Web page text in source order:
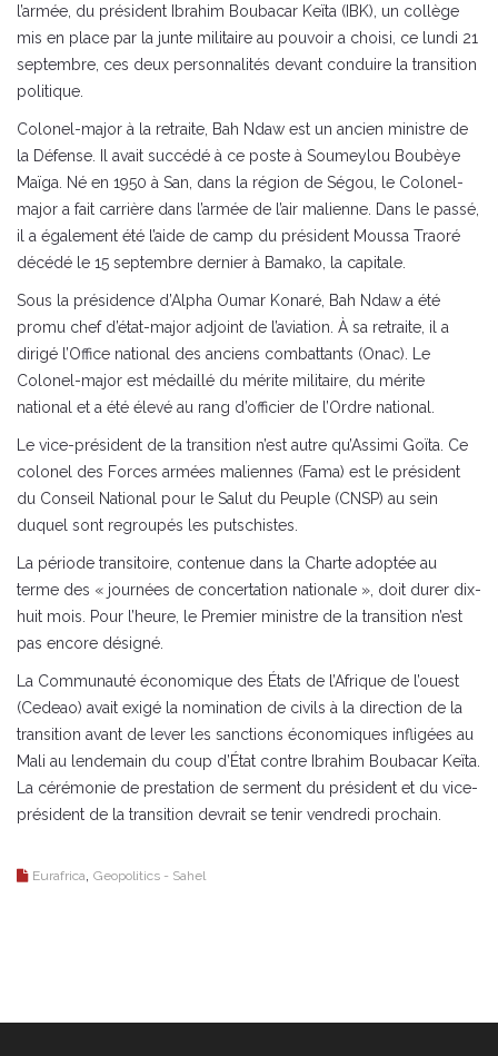
l’armée, du président Ibrahim Boubacar Keïta (IBK), un collège
mis en place par la junte militaire au pouvoir a choisi, ce lundi 21
septembre, ces deux personnalités devant conduire la transition
politique.
Colonel-major à la retraite, Bah Ndaw est un ancien ministre de
la Défense. Il avait succédé à ce poste à Soumeylou Boubèye
Maïga. Né en 1950 à San, dans la région de Ségou, le Colonel-
major a fait carrière dans l’armée de l’air malienne. Dans le passé,
il a également été l’aide de camp du président Moussa Traoré
décédé le 15 septembre dernier à Bamako, la capitale.
Sous la présidence d’Alpha Oumar Konaré, Bah Ndaw a été
promu chef d’état-major adjoint de l’aviation. À sa retraite, il a
dirigé l’Office national des anciens combattants (Onac). Le
Colonel-major est médaillé du mérite militaire, du mérite
national et a été élevé au rang d’officier de l’Ordre national.
Le vice-président de la transition n’est autre qu’Assimi Goïta. Ce
colonel des Forces armées maliennes (Fama) est le président
du Conseil National pour le Salut du Peuple (CNSP) au sein
duquel sont regroupés les putschistes.
La période transitoire, contenue dans la Charte adoptée au
terme des « journées de concertation nationale », doit durer dix-
huit mois. Pour l’heure, le Premier ministre de la transition n’est
pas encore désigné.
La Communauté économique des États de l’Afrique de l’ouest
(Cedeao) avait exigé la nomination de civils à la direction de la
transition avant de lever les sanctions économiques infligées au
Mali au lendemain du coup d’État contre Ibrahim Boubacar Keïta.
La cérémonie de prestation de serment du président et du vice-
président de la transition devrait se tenir vendredi prochain.
Eurafrica Geopolitics - Sahel